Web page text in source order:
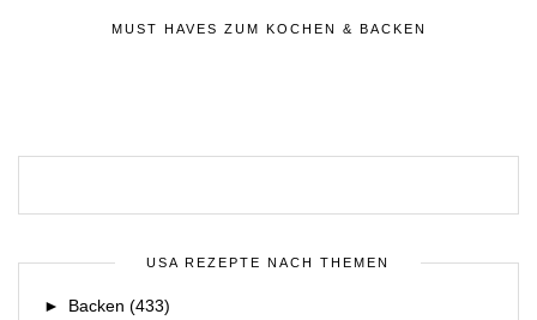
MUST HAVES ZUM KOCHEN & BACKEN
USA REZEPTE NACH THEMEN
► Backen (433)